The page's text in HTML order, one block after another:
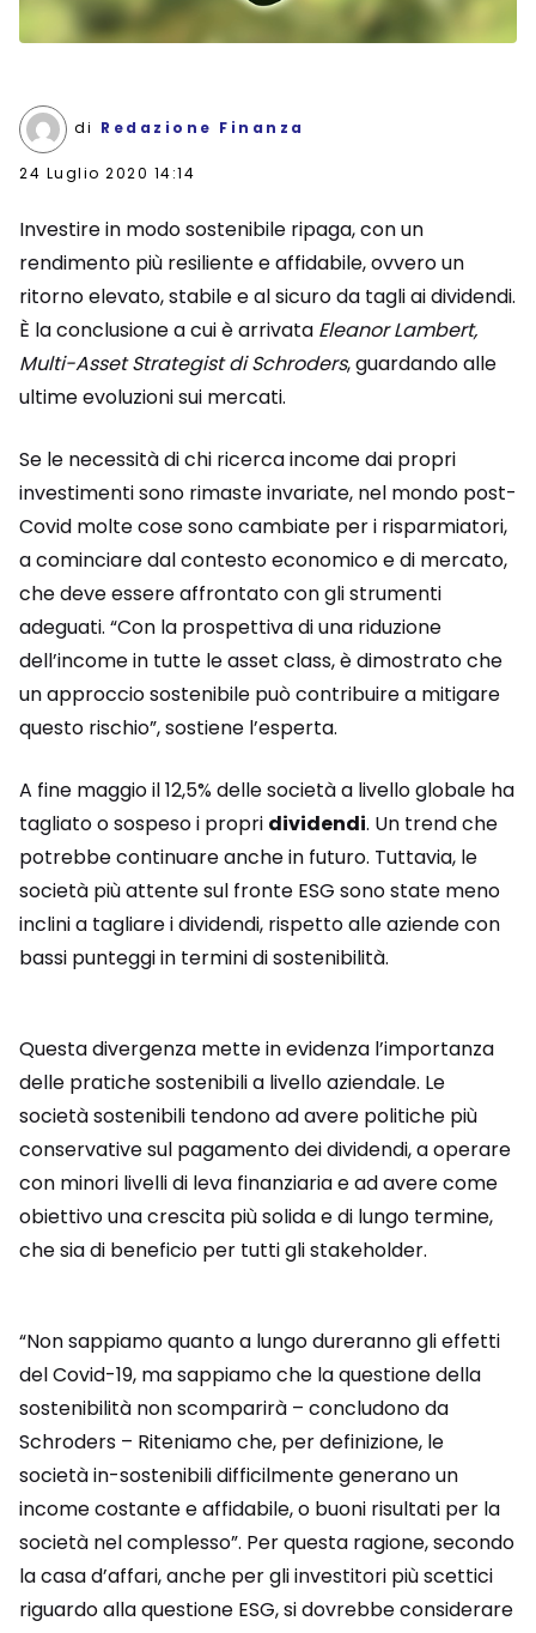
di Redazione Finanza
24 Luglio 2020 14:14
Investire in modo sostenibile ripaga, con un
rendimento più resiliente e affidabile, ovvero un
ritorno elevato, stabile e al sicuro da tagli ai dividendi.
È la conclusione a cui è arrivata Eleanor Lambert,
Multi-Asset Strategist di Schroders, guardando alle
ultime evoluzioni sui mercati.
Se le necessità di chi ricerca income dai propri
investimenti sono rimaste invariate, nel mondo post-
Covid molte cose sono cambiate per i risparmiatori,
a cominciare dal contesto economico e di mercato,
che deve essere affrontato con gli strumenti
adeguati. “Con la prospettiva di una riduzione
dell’income in tutte le asset class, è dimostrato che
un approccio sostenibile può contribuire a mitigare
questo rischio”, sostiene l’esperta.
A fine maggio il 12,5% delle società a livello globale ha
tagliato o sospeso i propri dividendi. Un trend che
potrebbe continuare anche in futuro. Tuttavia, le
società più attente sul fronte ESG sono state meno
inclini a tagliare i dividendi, rispetto alle aziende con
bassi punteggi in termini di sostenibilità.
Questa divergenza mette in evidenza l’importanza
delle pratiche sostenibili a livello aziendale. Le
società sostenibili tendono ad avere politiche più
conservative sul pagamento dei dividendi, a operare
con minori livelli di leva finanziaria e ad avere come
obiettivo una crescita più solida e di lungo termine,
che sia di beneficio per tutti gli stakeholder.
“Non sappiamo quanto a lungo dureranno gli effetti
del Covid-19, ma sappiamo che la questione della
sostenibilità non scomparirà – concludono da
Schroders – Riteniamo che, per definizione, le
società in-sostenibili difficilmente generano un
income costante e affidabile, o buoni risultati per la
società nel complesso”. Per questa ragione, secondo
la casa d’affari, anche per gli investitori più scettici
riguardo alla questione ESG, si dovrebbe considerare